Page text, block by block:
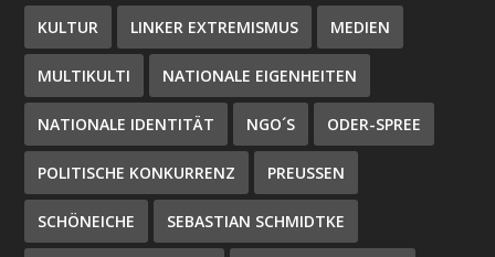
KULTUR LINKER EXTREMISMUS MEDIEN
MULTIKULTI NATIONALE EIGENHEITEN
NATIONALE IDENTITÄT NGO´S ODER-SPREE
POLITISCHE KONKURRENZ PREUSSEN
SCHÖNEICHE SEBASTIAN SCHMIDTKE